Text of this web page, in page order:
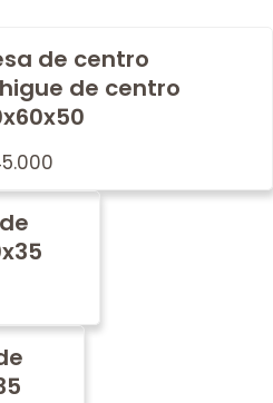
de centro
de centro